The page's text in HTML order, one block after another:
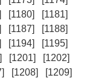
[1180]
[1181]
[1187]
[1188]
[1194]
[1195]
[1201]
[1202]
[1208]
[1209]